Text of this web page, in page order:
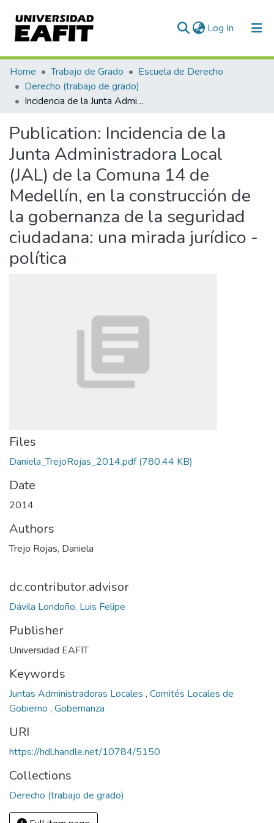
Log In (current)
Communities & Collections
All of DSpace
Home Trabajo de Grado
Escuela de Derecho
Derecho (trabajo de grado)
Incidencia de la Junta Administradora Local (JAL) de la Comuna 14 de Medellín, en la construcción de la gobernanza de la seguridad ciudadana: una mirada jurídico - política
Publication: Incidencia de la
Junta Administradora Local
(JAL) de la Comuna 14 de
Medellín, en la construcción de
la gobernanza de la seguridad
ciudadana: una mirada jurídico -
política
Files
Daniela_TrejoRojas_2014.pdf(780.44 KB)
Date
2014
Authors
Trejo Rojas, Daniela
dc.contributor.advisor
Dávila Londoño, Luis Felipe
Publisher
Universidad EAFIT
Keywords
Juntas Administradoras Locales , Comités Locales de
Gobierno , Gobernanza
URI
https://hdl.handle.net/10784/5150
Collections
Derecho (trabajo de grado)